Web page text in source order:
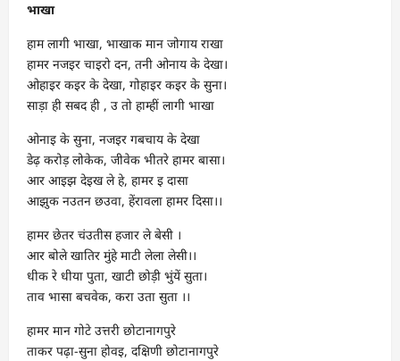
भाखा
हाम लागी भाखा, भाखाक मान जोगाय राखा
हामर नजइर चाइरो दन, तनी ओनाय के देखा।
ओहाइर कइर के देखा, गोहाइर कइर के सुना।
साड़ा ही सबद ही , उ तो हाम्हीं लागी भाखा
ओनाइ के सुना, नजइर गबचाय के देखा
डेढ़ करोड़ लोकेक, जीवेक भीतरे हामर बासा।
आर आइझ देइख ले हे, हामर इ दासा
आझुक नउतन छउवा, हेंरावला हामर दिसा।।
हामर छेतर चंउतीस हजार ले बेसी ।
आर बोले खातिर मुंहे माटी लेला लेसी।।
धीक रे धीया पुता, खाटी छोड़ी भुंयें सुता।
ताव भासा बचवेक, करा उता सुता ।।
हामर मान गोटे उत्तरी छोटानागपुरे
ताकर पढ़ा-सुना होवइ, दक्षिणी छोटानागपुरे